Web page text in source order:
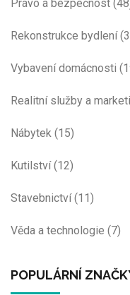
Právo a bezpečnost
Rekonstrukce bydlení
Vybavení domácnosti
Realitní služby a
Nábytek (15)
Kutilství(12)
Stavebnictví(11)
Věda a technologie (7)
POPULÁRNÍ